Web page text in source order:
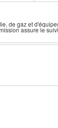
de gaz et
assure le